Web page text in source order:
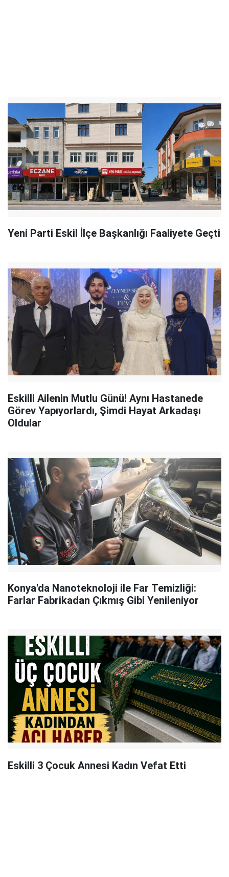
Yeni Parti Eskil İlçe Başkanlığı Faaliyete Geçti
Eskilli Ailenin Mutlu Günü! Aynı Hastanede
Görev Yapıyorlardı, Şimdi Hayat Arkadaşı
Oldular
Konya'da Nanoteknoloji ile Far Temizliği:
Farlar Fabrikadan Çıkmış Gibi Yenileniyor
Eskilli 3 Çocuk Annesi Kadın Vefat Etti